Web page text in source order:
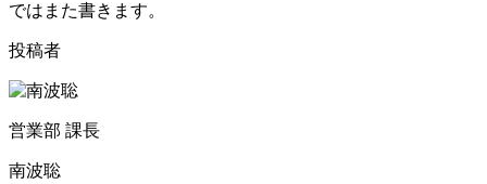
ではまた書きます。
投稿者
営業部 課長
南波聡